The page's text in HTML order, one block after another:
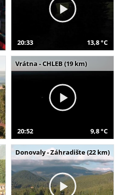
20:33 13,8 °C
Vrátna - CHLEB (19 km)
20:52 9,8 °C
Donovaly - Záhradište (22 km)